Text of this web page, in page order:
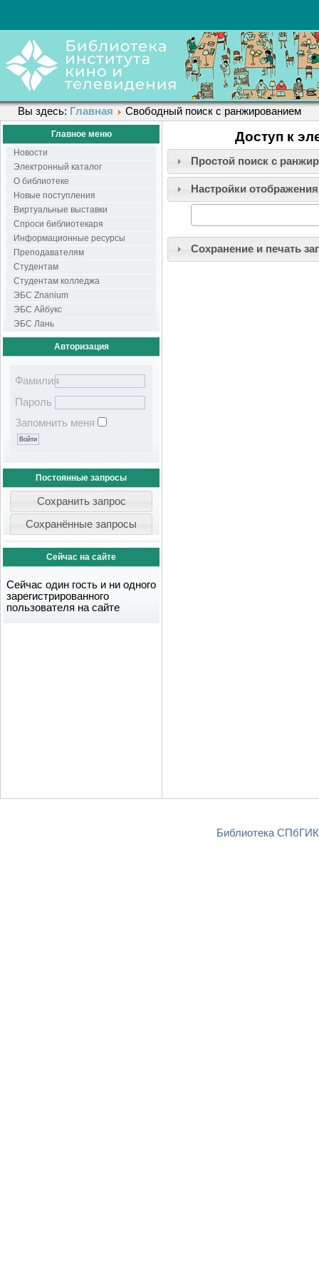
Вы здесь: Главная Свободный поиск с ранжированием
Главное меню
Новости
Электронный каталог
О библиотеке
Новые поступления
Виртуальные выставки
Спроси библиотекаря
Информационные ресурсы
Преподавателям
Студентам
Студентам колледжа
ЭБС Znanium
ЭБС Айбукс
ЭБС Лань
Авторизация
Фамилия
Пароль
Запомнить меня
Постоянные запросы
Сейчас на сайте
Сейчас один гость и ни одного
зарегистрированного
пользователя на сайте
Доступ к
Простой поиск c
Настройки
Сохранение и печать
Библиотека